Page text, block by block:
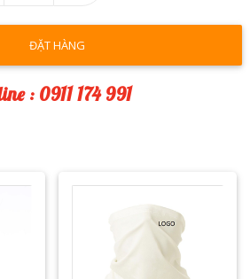
ĐẶT HÀNG
: 0911 174 991